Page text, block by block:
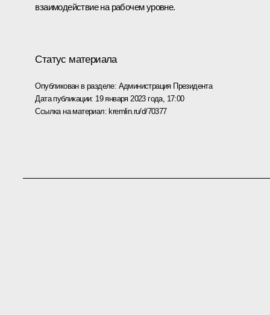
взаимодействие на рабочем уровне.
Статус материала
Опубликован в разделе: Администрация Президента
Дата публикации: 19 января 2023 года, 17:00
Ссылка на материал: kremlin.ru/d/70377